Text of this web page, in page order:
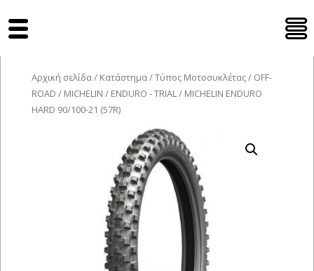
Αρχική σελίδα/ Κατάστημα/Τύπος Μοτοσυκλέτας/ OFF-
ROAD / MICHELIN / ENDURO - TRIAL/ MICHELIN ENDURO
HARD 90/100-21 (57R)